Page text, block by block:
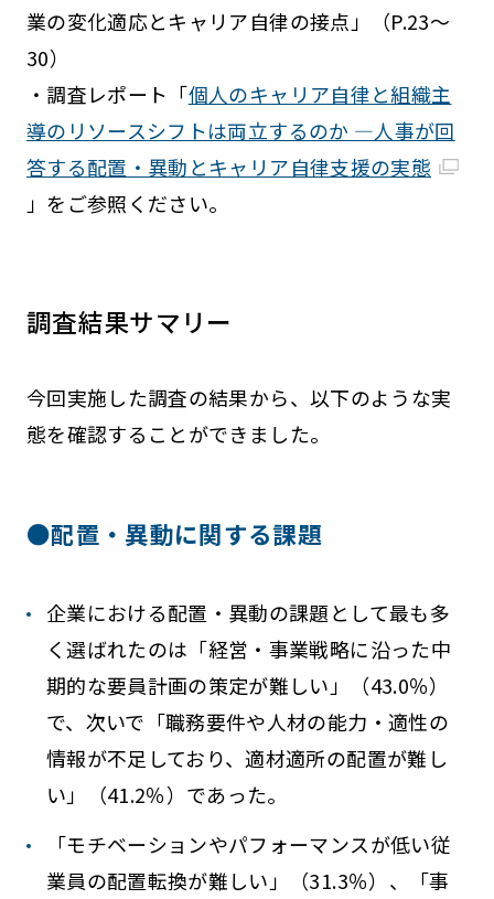
業の変化適応とキャリア自律の接点」（P.23～
30）
・調査レポート「個人のキャリア自律と組織主
導のリソースシフトは両立するのか —人事が回
答する配置・異動とキャリア自律支援の実態
」をご参照ください。
調査結果サマリー
今回実施した調査の結果から、以下のような実
態を確認することができました。
●配置・異動に関する課題
企業における配置・異動の課題として最も多
く選ばれたのは「経営・事業戦略に沿った中
期的な要員計画の策定が難しい」（43.0％）
で、次いで「職務要件や人材の能力・適性の
情報が不足しており、適材適所の配置が難し
い」（41.2％）であった。
「モチベーションやパフォーマンスが低い従
業員の配置転換が難しい」（31.3％）、「事